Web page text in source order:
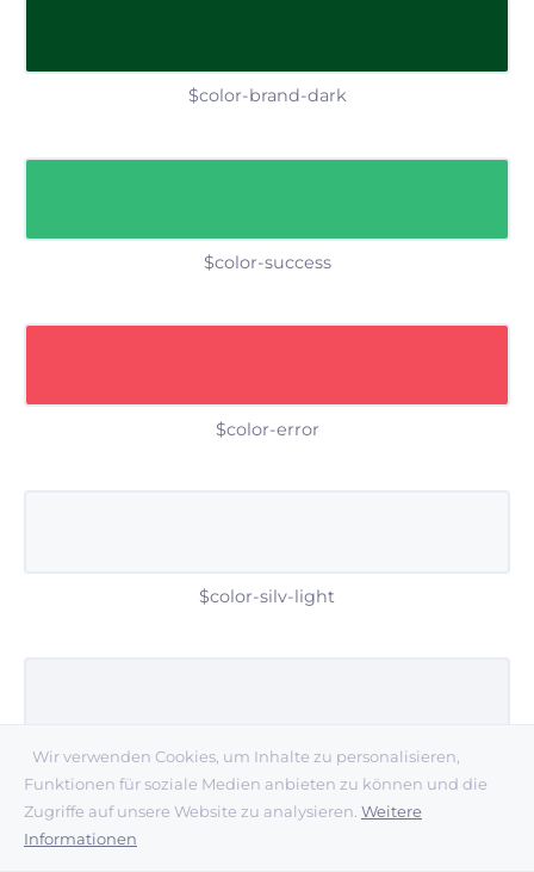
Wir verwenden Cookies, um Inhalte zu personalisieren,
Funktionen für soziale Medien anbieten zu können und die
Zugriffe auf unsere Website zu analysieren. Weitere
Informationen
$color-brand-dark
$color-success
$color-error
$color-silv-light
$color-silv-mid